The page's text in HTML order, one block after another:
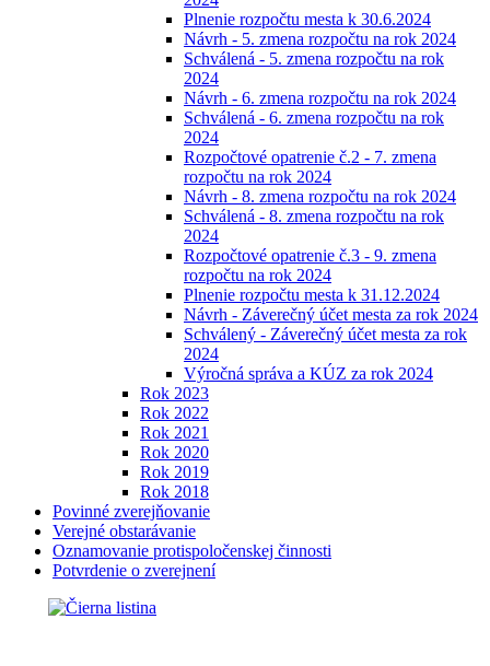
Plnenie rozpočtu mesta k 30.6.2024
Návrh - 5. zmena rozpočtu na rok 2024
Schválená - 5. zmena rozpočtu na rok
2024
Návrh - 6. zmena rozpočtu na rok 2024
Schválená - 6. zmena rozpočtu na rok
2024
Rozpočtové opatrenie č.2 - 7. zmena
rozpočtu na rok 2024
Návrh - 8. zmena rozpočtu na rok 2024
Schválená - 8. zmena rozpočtu na rok
2024
Rozpočtové opatrenie č.3 - 9. zmena
rozpočtu na rok 2024
Plnenie rozpočtu mesta k 31.12.2024
Návrh - Záverečný účet mesta za rok 2024
Schválený - Záverečný účet mesta za rok
2024
Výročná správa a KÚZ za rok 2024
Rok 2023
Rok 2022
Rok 2021
Rok 2020
Rok 2019
Rok 2018
Povinné zverejňovanie
Verejné obstarávanie
Oznamovanie protispoločenskej činnosti
Potvrdenie o zverejnení